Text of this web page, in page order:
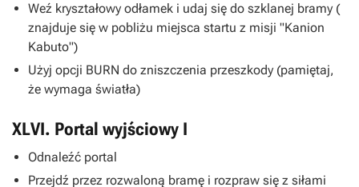
Weź kryształowy odłamek i udaj się do szklanej bramy (
znajduje się w pobliżu miejsca startu z misji "Kanion
Kabuto")
Użyj opcji BURN do zniszczenia przeszkody (pamiętaj,
że wymaga światła)
XLVI. Portal wyjściowy I
Odnaleźć portal
Przejdź przez rozwaloną bramę i rozpraw się z siłami